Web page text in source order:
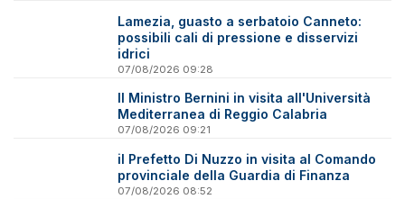
Lamezia, guasto a serbatoio Canneto:
possibili cali di pressione e disservizi
idrici
07/08/2026 09:28
Il Ministro Bernini in visita all'Università
Mediterranea di Reggio Calabria
07/08/2026 09:21
il Prefetto Di Nuzzo in visita al Comando
provinciale della Guardia di Finanza
07/08/2026 08:52